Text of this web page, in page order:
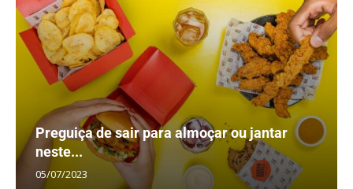
Preguiça de sair para almoçar ou jantar
neste...
05/07/2023